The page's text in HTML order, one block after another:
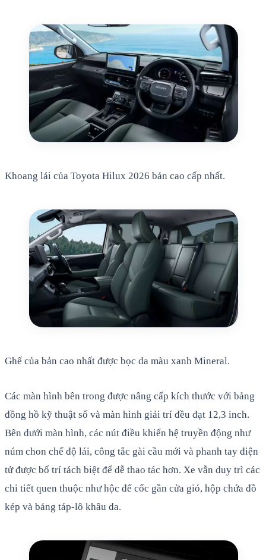
Khoang lái của Toyota Hilux 2026 bản cao cấp nhất.
Ghế của bản cao nhất được bọc da màu xanh Mineral.
Các màn hình bên trong được nâng cấp kích thước với bảng
đồng hồ kỹ thuật số và màn hình giải trí đều đạt 12,3 inch.
Bên dưới màn hình, các nút điều khiển hệ truyền động như
núm chon chế độ lái, công tắc gài cầu mới và phanh tay điện
tử được bố trí tách biệt để dễ thao tác hơn. Xe vẫn duy trì các
chi tiết quen thuộc như hộc để cốc gần cửa gió, hộp chứa đồ
kép và bảng táp-lô khâu da.